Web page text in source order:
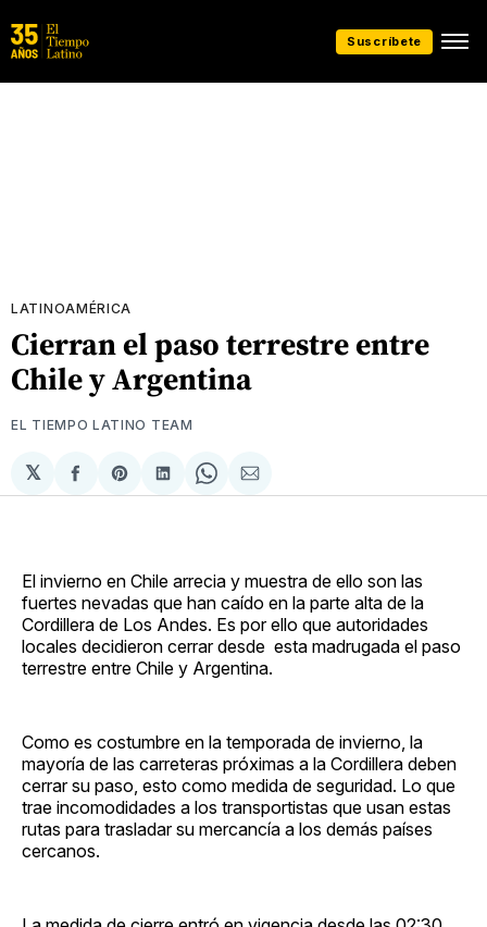
Suscríbete
LATINOAMÉRICA
Cierran el paso terrestre entre
Chile y Argentina
EL TIEMPO LATINO TEAM
𝕏
Compartir
en
Share
on
Compartir
en
Share
on
Compartir
via
El invierno en Chile arrecia y muestra de ello son las
fuertes nevadas que han caído en la parte alta de la
Cordillera de Los Andes. Es por ello que autoridades
locales decidieron cerrar desde esta madrugada el paso
terrestre entre Chile y Argentina.
Como es costumbre en la temporada de invierno, la
mayoría de las carreteras próximas a la Cordillera deben
cerrar su paso, esto como medida de seguridad. Lo que
trae incomodidades a los transportistas que usan estas
rutas para trasladar su mercancía a los demás países
cercanos.